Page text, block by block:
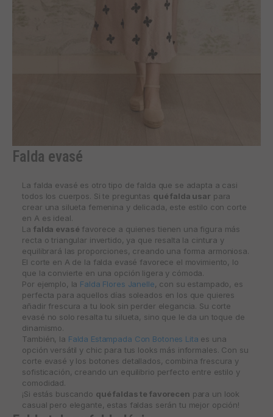
Falda evasé
La falda evasé es otro tipo de falda que se adapta a casi
todos los cuerpos. Si te preguntas qué falda usar para
crear una silueta femenina y delicada, este estilo con corte
en A es ideal.
La falda evasé favorece a quienes tienen una figura más
recta o triangular invertido, ya que resalta la cintura y
equilibrará las proporciones, creando una forma armoniosa.
El corte en A de la falda evasé favorece el movimiento, lo
que la convierte en una opción ligera y cómoda.
Por ejemplo, la Falda Flores Janelle, con su estampado, es
perfecta para aquellos días soleados en los que quieres
añadir frescura a tu look sin perder elegancia. Su corte
evasé no solo resalta tu silueta, sino que le da un toque de
dinamismo.
También, la Falda Estampada Con Botones Lita es una
opción versátil y chic para tus looks más informales. Con su
corte evasé y los botones detallados, combina frescura y
sofisticación, creando un equilibrio perfecto entre estilo y
comodidad.
¡Si estás buscando qué faldas te favorecen para un look
casual pero elegante, estas faldas serán tu mejor opción!